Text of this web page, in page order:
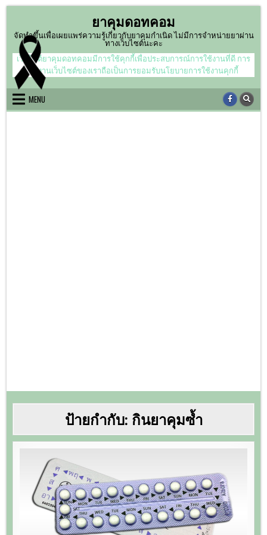
content
ยาคุมดอทคอม
จัดทำขึ้นเพื่อเผยแพร่ความรู้เกี่ยวกับยาคุมกำเนิด ไม่มีการจำหน่ายยาผ่าน
ทางเว็บไซต์นะคะ
เว็บไซต์ยาคุมดอทคอมมีการใช้คุกกี้เพื่อประสบการณ์การใช้งานที่ดี การ
ใช้งานเว็บไซต์ของเราถือเป็นการยอมรับนโยบายการใช้งานคุกกี้
MENU
ป้ายกำกับ: กินยาคุมซ้ำ